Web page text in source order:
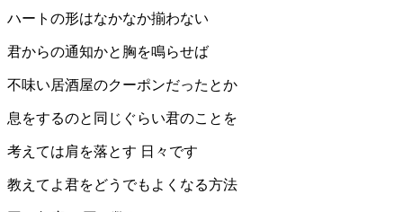
ハートの形はなかなか揃わない
君からの通知かと胸を鳴らせば
不味い居酒屋のクーポンだったとか
息をするのと同じぐらい君のことを
考えては肩を落とす 日々です
教えてよ君をどうでもよくなる方法